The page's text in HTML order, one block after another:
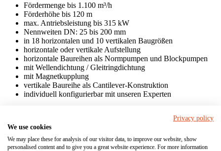
Fördermenge bis 1.100 m³/h
Förderhöhe bis 120 m
max. Antriebsleistung bis 315 kW
Nennweiten DN: 25 bis 200 mm
in 18 horizontalen und 10 vertikalen Baugrößen
horizontale oder vertikale Aufstellung
horizontale Baureihen als Normpumpen und Blockpumpen
mit Wellendichtung / Gleitringdichtung
mit Magnetkupplung
vertikale Baureihe als Cantilever-Konstruktion
individuell konfigurierbar mit unseren Experten
Leistungswerte & Varianten
Privacy policy
We use cookies
We may place these for analysis of our visitor data, to improve our website, show
personalised content and to give you a great website experience. For more information